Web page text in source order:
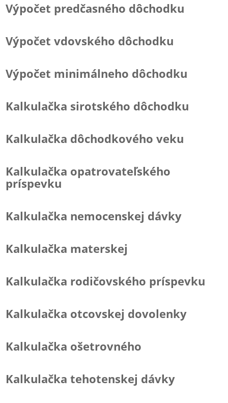
Výpočet predčasného dôchodku
Výpočet vdovského dôchodku
Výpočet minimálneho dôchodku
Kalkulačka sirotského dôchodku
Kalkulačka dôchodkového veku
Kalkulačka opatrovateľského
príspevku
Kalkulačka nemocenskej dávky
Kalkulačka materskej
Kalkulačka rodičovského príspevku
Kalkulačka otcovskej dovolenky
Kalkulačka ošetrovného
Kalkulačka tehotenskej dávky